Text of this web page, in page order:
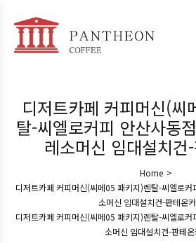
디저트카페 커피머신(씨
탈-씨엘로커피 안산사동
레소머신 임대설치건
Home >
디저트카페 커피머신(씨메05 패키지)렌탈-씨엘로커
소머신 임대설치건-판테온
디저트카페 커피머신(씨메05 패키지)렌탈-씨엘로커
소머신 임대설치건-판테온